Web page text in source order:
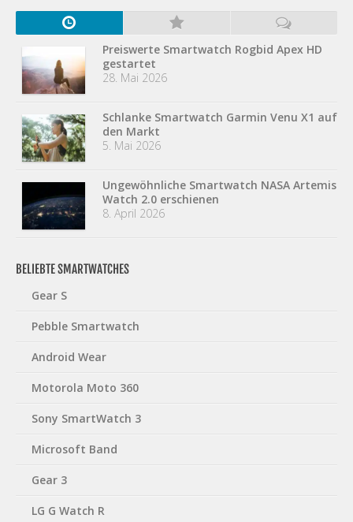
Preiswerte Smartwatch Rogbid Apex HD
gestartet
28. Mai 2026
Schlanke Smartwatch Garmin Venu X1 auf
den Markt
5. Mai 2026
Ungewöhnliche Smartwatch NASA Artemis
Watch 2.0 erschienen
8. April 2026
BELIEBTE SMARTWATCHES
Gear S
Pebble Smartwatch
Android Wear
Motorola Moto 360
Sony SmartWatch 3
Microsoft Band
Gear 3
LG G Watch R